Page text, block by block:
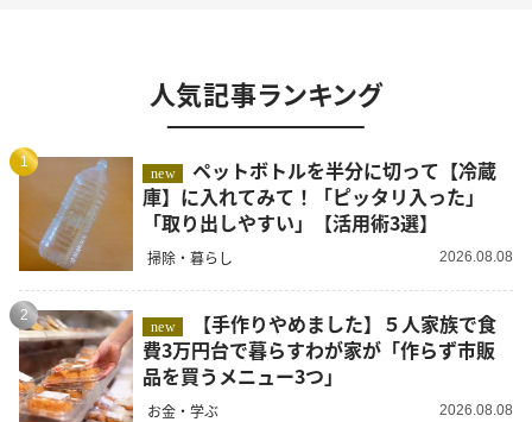
人気記事ランキング
1
new
ペットボトルを半分に切って【冷蔵
庫】に入れてみて！「ピッタリ入った」
「取り出しやすい」【活用術3選】
掃除・暮らし 2026.08.08
2
new
費3万円台で暮らすわが家が「作らず市販
品を買うメニュー3つ」
お金・学ぶ 2026.08.08